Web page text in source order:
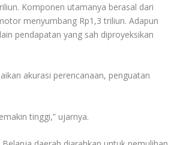
Komponen utamanya berasal dari
menyumbang Rp1,3 triliun. Adapun
pendapatan yang sah diproyeksikan
akurasi perencanaan, penguatan
tinggi,” ujarnya.